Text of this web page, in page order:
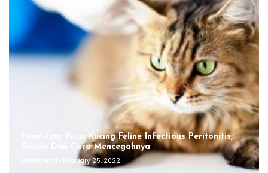
Penelitian Virus Kucing Feline Infectious Peritonitis,
Gejala Dan Cara Mencegahnya
February 25, 2022